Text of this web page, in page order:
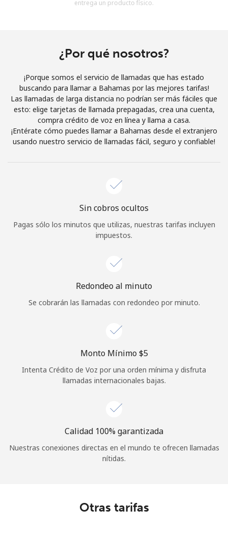
Al abrir una cuenta en este sitio web, estoy de acuerdo con
Únete
¡Hola!
Inicia sesión o REGÍSTRATE →
¿Olvidaste tu contraseña? →
Iniciar Sesión
entrega un producto físico.
¿Por qué nosotros?
¡Porque somos el servicio de llamadas que has estado
buscando para llamar a Bahamas por las mejores tarifas!
Las llamadas de larga distancia no podrían ser más fáciles que
esto: elige tarjetas de llamada prepagadas, crea una cuenta,
compra crédito de voz en línea y llama a casa.
¡Entérate cómo puedes llamar a Bahamas desde el extranjero
usando nuestro servicio de llamadas fácil, seguro y confiable!
Sin cobros ocultos
Pagas sólo los minutos que utilizas, nuestras tarifas incluyen
impuestos.
Redondeo al minuto
Se cobrarán las llamadas con redondeo por minuto.
Monto Mínimo ⁦$5⁩
Intenta Crédito de Voz por una orden mínima y disfruta
llamadas internacionales bajas.
Calidad 100% garantizada
Nuestras conexiones directas en el mundo te ofrecen llamadas
nítidas.
Otras tarifas